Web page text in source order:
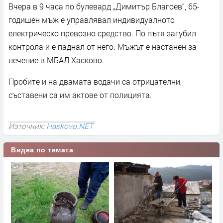
Вчера в 9 часа по булевард „Димитър Благоев“, 65-
годишен мъж е управлявал индивидуалното
електрическо превозно средство. По пътя загубил
контрола и е паднал от него. Мъжът е настанен за
лечение в МБАЛ Хасково.
Пробите и на двамата водачи са отрицателни,
съставени са им актове от полицията.
Източник:Haskovo.NET
Видеа по темата